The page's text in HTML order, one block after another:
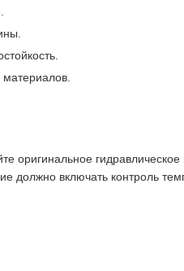
материалов.
оригинальное
должно включать контроль